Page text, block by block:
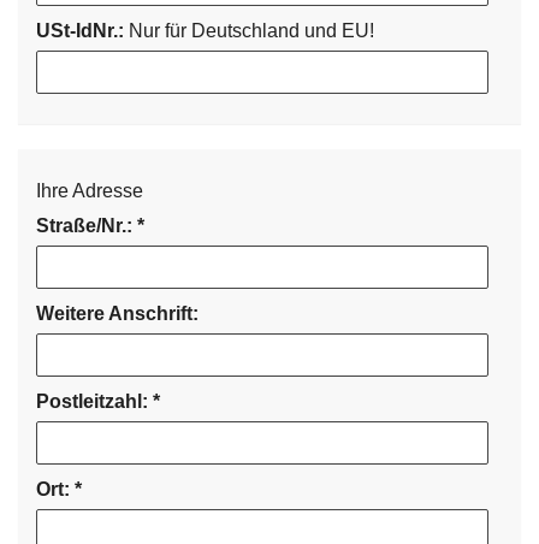
USt-IdNr.: Nur für Deutschland und EU!
Ihre Adresse
Straße/Nr.: *
Weitere Anschrift:
Postleitzahl: *
Ort: *